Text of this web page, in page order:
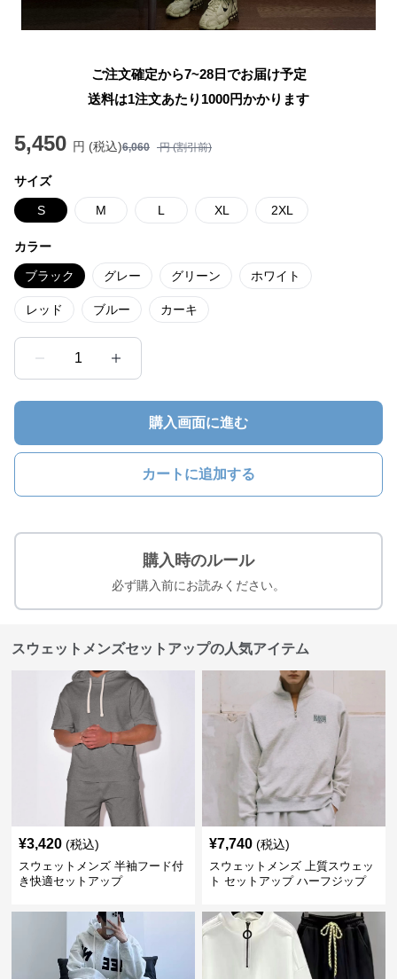
ご注文確定から7~28日でお届け予定
送料は1注文あたり 1000円かかります
5,450 円 (税込)6,060 円 (割引前)
サイズ
S M L XL 2XL
カラー
ブラック グレー グリーン ホワイト
レッド ブルー カーキ
1
購入画面に進む
カートに追加する
購入時のルール
必ず購入前にお読みください。
スウェットメンズセットアップの人気アイテム
¥3,420 (税込)
スウェットメンズ 半袖フード付
き快適セットアップ
¥7,740 (税込)
スウェットメンズ 上質スウェッ
ト セットアップ ハーフジップ